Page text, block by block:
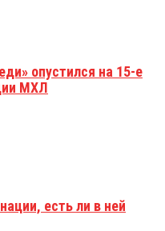
опустился на 15-е
МХЛ
есть ли в ней